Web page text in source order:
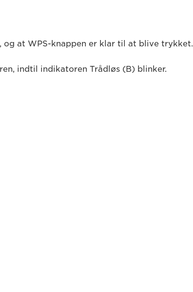
at WPS-knappen er klar til at blive trykket.
indtil indikatoren Trådløs (B) blinker.